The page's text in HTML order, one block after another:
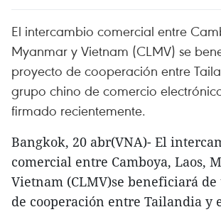
El intercambio comercial entre
Myanmar y Vietnam (CLMV) se
proyecto de cooperación entre
grupo chino de comercio
firmado recientemente.
Bangkok, 20 abr(VNA)- El
comercial entre Camboya, Laos,
Vietnam (CLMV)se beneficiará
de cooperación entre Tailandia y